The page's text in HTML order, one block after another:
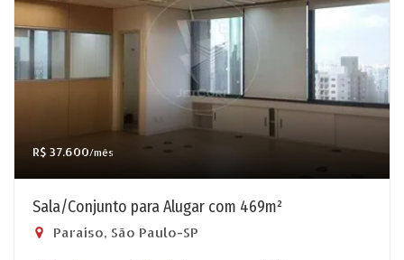
R$ 37.600/mês
Sala/Conjunto para Alugar com 469m²
Paraíso, São Paulo-SP